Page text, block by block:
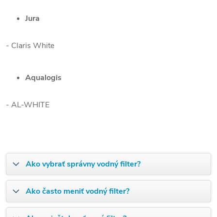
Jura
- Claris White
Aqualogis
- AL-WHITE
Ako vybrať správny vodný filter?
Ako často meniť vodný filter?